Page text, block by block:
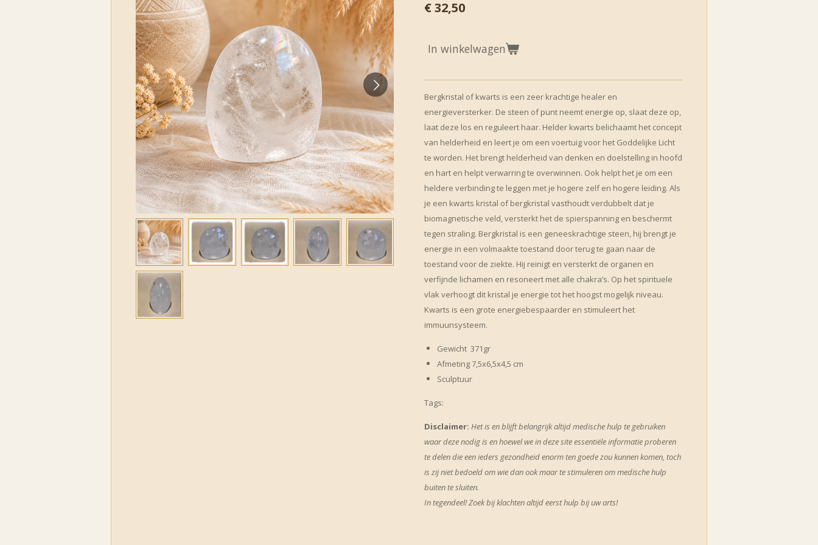
€ 32,50
In winkelwagen
Bergkristal of kwarts is een zeer krachtige healer en
energieversterker. De steen of punt neemt energie op, slaat deze op,
laat deze los en reguleert haar. Helder kwarts belichaamt het concept
van helderheid en leert je om een voertuig voor het Goddelijke Licht
te worden. Het brengt helderheid van denken en doelstelling in hoofd
en hart en helpt verwarring te overwinnen. Ook helpt het je om een
heldere verbinding te leggen met je hogere zelf en hogere leiding. Als
je een kwarts kristal of bergkristal vasthoudt verdubbelt dat je
biomagnetische veld, versterkt het de spierspanning en beschermt
tegen straling. Bergkristal is een geneeskrachtige steen, hij brengt je
energie in een volmaakte toestand door terug te gaan naar de
toestand voor de ziekte. Hij reinigt en versterkt de organen en
verfijnde lichamen en resoneert met alle chakra’s. Op het spirituele
vlak verhoogt dit kristal je energie tot het hoogst mogelijk niveau.
Kwarts is een grote energiebespaarder en stimuleert het
immuunsysteem.
Gewicht 371gr
Afmeting 7,5x6,5x4,5 cm
Sculptuur
Tags:
Disclaimer: Het is en blijft belangrijk altijd medische hulp te gebruiken
waar deze nodig is en hoewel we in deze site essentiële informatie proberen
te delen die een ieders gezondheid enorm ten goede zou kunnen komen, toch
is zij niet bedoeld om wie dan ook maar te stimuleren om medische hulp
buiten te sluiten.
In tegendeel! Zoek bij klachten altijd eerst hulp bij uw arts!